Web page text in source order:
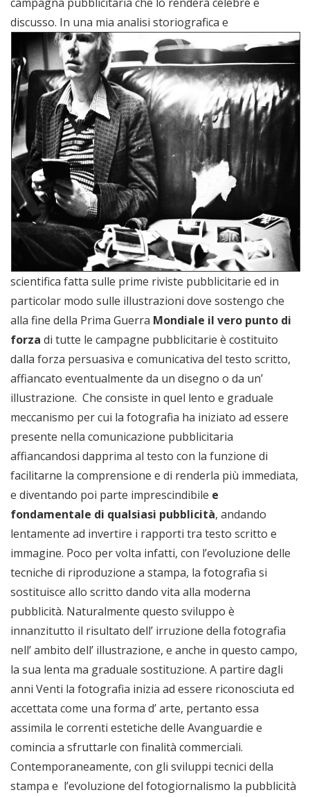
discusso. In una mia analisi storiografica e
scientifica fatta sulle prime riviste pubblicitarie ed in
particolar modo sulle illustrazioni dove sostengo che
alla fine della Prima Guerra Mondiale il vero punto di
forza di tutte le campagne pubblicitarie è costituito
dalla forza persuasiva e comunicativa del testo scritto,
affiancato eventualmente da un disegno o da un’
illustrazione. Che consiste in quel lento e graduale
meccanismo per cui la fotografia ha iniziato ad essere
presente nella comunicazione pubblicitaria
affiancandosi dapprima al testo con la funzione di
facilitarne la comprensione e di renderla più immediata,
e diventando poi parte imprescindibile e
fondamentale di qualsiasi pubblicità, andando
lentamente ad invertire i rapporti tra testo scritto e
immagine. Poco per volta infatti, con l’evoluzione delle
tecniche di riproduzione a stampa, la fotografia si
sostituisce allo scritto dando vita alla moderna
pubblicità. Naturalmente questo sviluppo è
innanzitutto il risultato dell’ irruzione della fotografia
nell’ ambito dell’ illustrazione, e anche in questo campo,
la sua lenta ma graduale sostituzione. A partire dagli
anni Venti la fotografia inizia ad essere riconosciuta ed
accettata come una forma d’ arte, pertanto essa
assimila le correnti estetiche delle Avanguardie e
comincia a sfruttarle con finalità commerciali.
Contemporaneamente, con gli sviluppi tecnici della
stampa e l’evoluzione del fotogiornalismo la pubblicità